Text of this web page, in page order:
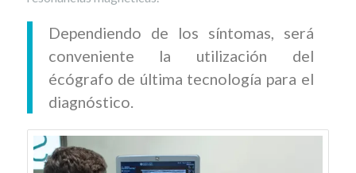
Dependiendo de los síntomas, será
conveniente la utilización del
écógrafo de última tecnología para el
diagnóstico.